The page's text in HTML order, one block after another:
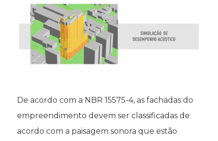
De acordo com a NBR 15575-4, as fachadas do
empreendimento devem ser classificadas de
acordo com a paisagem sonora que estão